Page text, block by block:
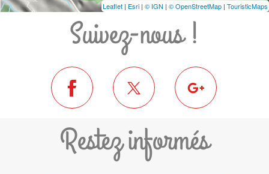
Leaflet | Esri | © IGN | © OpenStreetMap | TouristicMaps
Suivez-nous !
Restez informés